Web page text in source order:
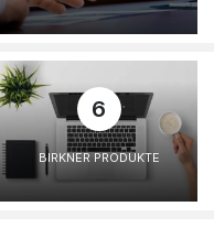
6
BIRKNER PRODUKTE